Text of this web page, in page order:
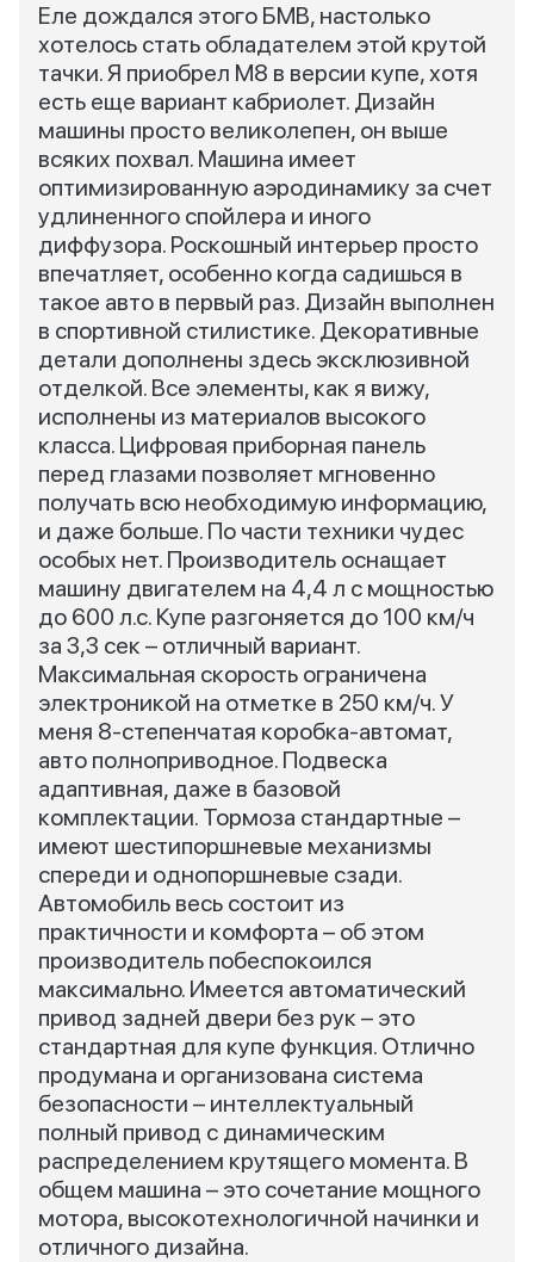
Еле дождался этого БМВ, настолько
хотелось стать обладателем этой крутой
тачки. Я приобрел М8 в версии купе, хотя
есть еще вариант кабриолет. Дизайн
машины просто великолепен, он выше
всяких похвал. Машина имеет
оптимизированную аэродинамику за счет
удлиненного спойлера и иного
диффузора. Роскошный интерьер просто
впечатляет, особенно когда садишься в
такое авто в первый раз. Дизайн выполнен
в спортивной стилистике. Декоративные
детали дополнены здесь эксклюзивной
отделкой. Все элементы, как я вижу,
исполнены из материалов высокого
класса. Цифровая приборная панель
перед глазами позволяет мгновенно
получать всю необходимую информацию,
и даже больше. По части техники чудес
особых нет. Производитель оснащает
машину двигателем на 4,4 л с мощностью
до 600 л.с. Купе разгоняется до 100 км/ч
за 3,3 сек – отличный вариант.
Максимальная скорость ограничена
электроникой на отметке в 250 км/ч. У
меня 8-степенчатая коробка-автомат,
авто полноприводное. Подвеска
адаптивная, даже в базовой
комплектации. Тормоза стандартные –
имеют шестипоршневые механизмы
спереди и однопоршневые сзади.
Автомобиль весь состоит из
практичности и комфорта – об этом
производитель побеспокоился
максимально. Имеется автоматический
привод задней двери без рук – это
стандартная для купе функция. Отлично
продумана и организована система
безопасности – интеллектуальный
полный привод с динамическим
распределением крутящего момента. В
общем машина – это сочетание мощного
мотора, высокотехнологичной начинки и
отличного дизайна.